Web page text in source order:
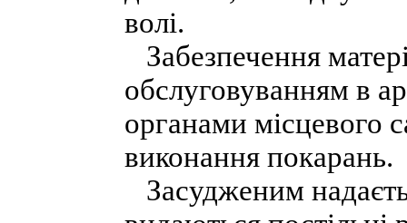
волі.
Забезпечення
обслуговуванням в
органами місцевого
виконання покарань.
Засудженим